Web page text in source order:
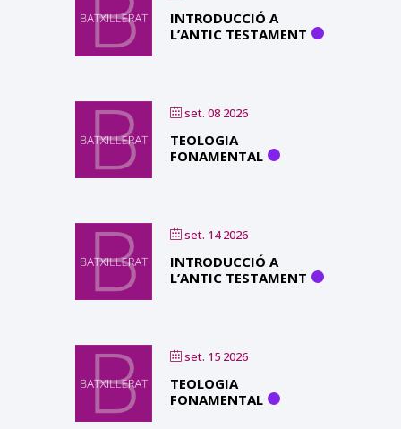
INTRODUCCIÓ A
L’ANTIC TESTAMENT
set. 08 2026
TEOLOGIA
FONAMENTAL
set. 14 2026
INTRODUCCIÓ A
L’ANTIC TESTAMENT
set. 15 2026
TEOLOGIA
FONAMENTAL